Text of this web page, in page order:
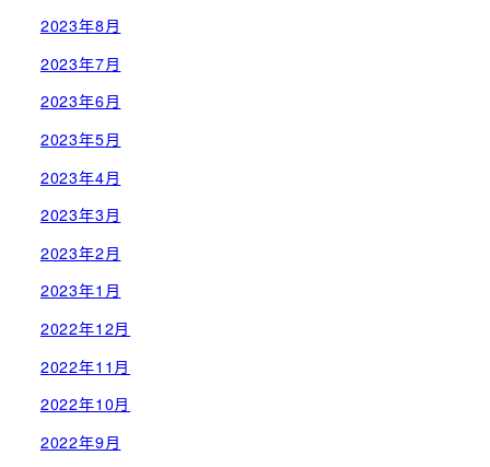
2023年8月
2023年7月
2023年6月
2023年5月
2023年4月
2023年3月
2023年2月
2023年1月
2022年12月
2022年11月
2022年10月
2022年9月